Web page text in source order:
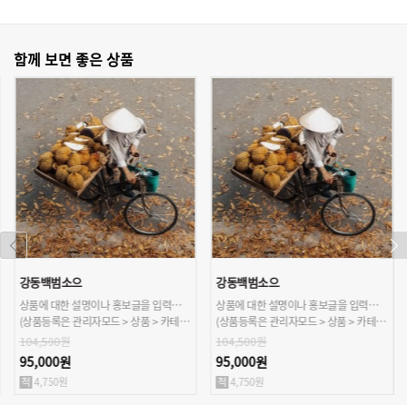
함께 보면 좋은 상품
강동백범소으
상품에 대한 설명이나 홍보글을 입력해주세요.
(상품등록은 관리자모드 > 상품 > 카테고리/상품관리 > 상품등록 가능)
104,500원
95,000원
4,750원
강동백범소으
상품에 대한 설명이나 홍보글을 입력해주세요.
(상품등록은 관리자모드 > 상품 > 카테고리/상품관리 > 상품등록 가능)
104,500원
95,000원
4,750원